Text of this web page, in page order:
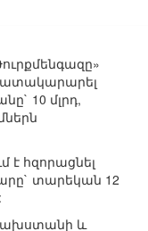
10 մլրդ,
է հզորացնել
տարեկան 12
և